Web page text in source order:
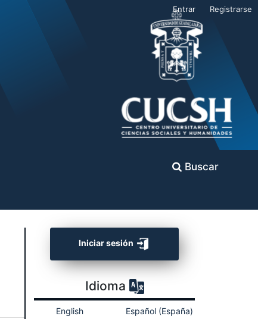
Buscar
Entrar Registrarse
Iniciar sesión
Idioma
English Español (España)